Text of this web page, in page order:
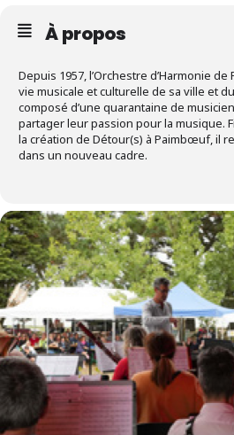
À propos
Depuis 1957, l’Orchestre d’Harmonie
vie musicale et culturelle de sa ville et
composé d’une quarantaine de
partager leur passion pour la musique.
la création de Détour(s) à Paimbœuf, il
dans un nouveau cadre.